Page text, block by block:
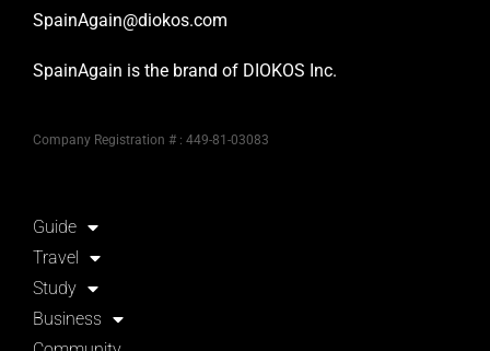
SpainAgain@diokos.com
SpainAgain is the brand of DIOKOS Inc.
Company Registration # : 449-81-03083
Guide
Travel
Study
Business